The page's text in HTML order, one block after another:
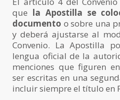
que la Apostilla se
documento o sobre una
y deberá ajustarse al
Convenio. La Apostilla
lengua oficial de la
menciones que figuren
ser escritas en una
incluir siempre el título en